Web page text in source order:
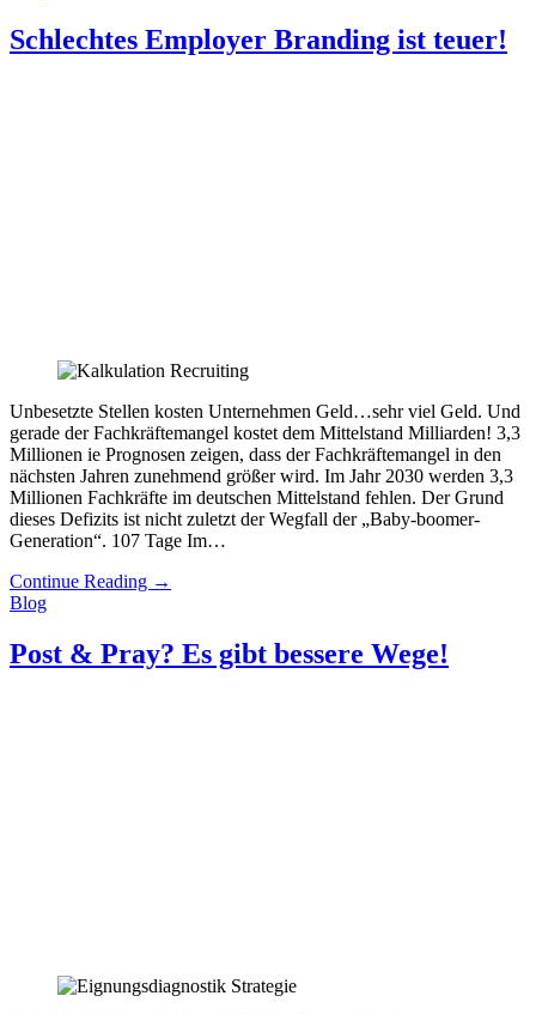
Schlechtes Employer Branding ist teuer!
Unbesetzte Stellen kosten Unternehmen Geld…sehr viel Geld. Und
gerade der Fachkräftemangel kostet dem Mittelstand Milliarden! 3,3
Millionen ie Prognosen zeigen, dass der Fachkräftemangel in den
nächsten Jahren zunehmend größer wird. Im Jahr 2030 werden 3,3
Millionen Fachkräfte im deutschen Mittelstand fehlen. Der Grund
dieses Defizits ist nicht zuletzt der Wegfall der „Baby-boomer-
Generation“. 107 Tage Im…
Continue Reading →
Blog
Post & Pray? Es gibt bessere Wege!